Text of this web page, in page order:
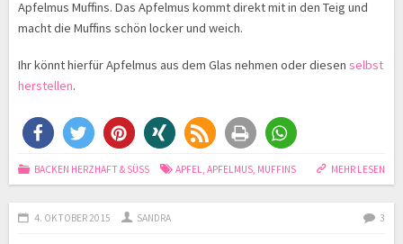
Apfelmus Muffins. Das Apfelmus kommt direkt mit in den Teig und
macht die Muffins schön locker und weich.
Ihr könnt hierfür Apfelmus aus dem Glas nehmen oder diesen selbst
herstellen.
MEHR LESEN
BACKEN HERZHAFT & SÜSS APFEL,APFELMUS, MUFFINS
4. OKTOBER 2015 SANDRA 3